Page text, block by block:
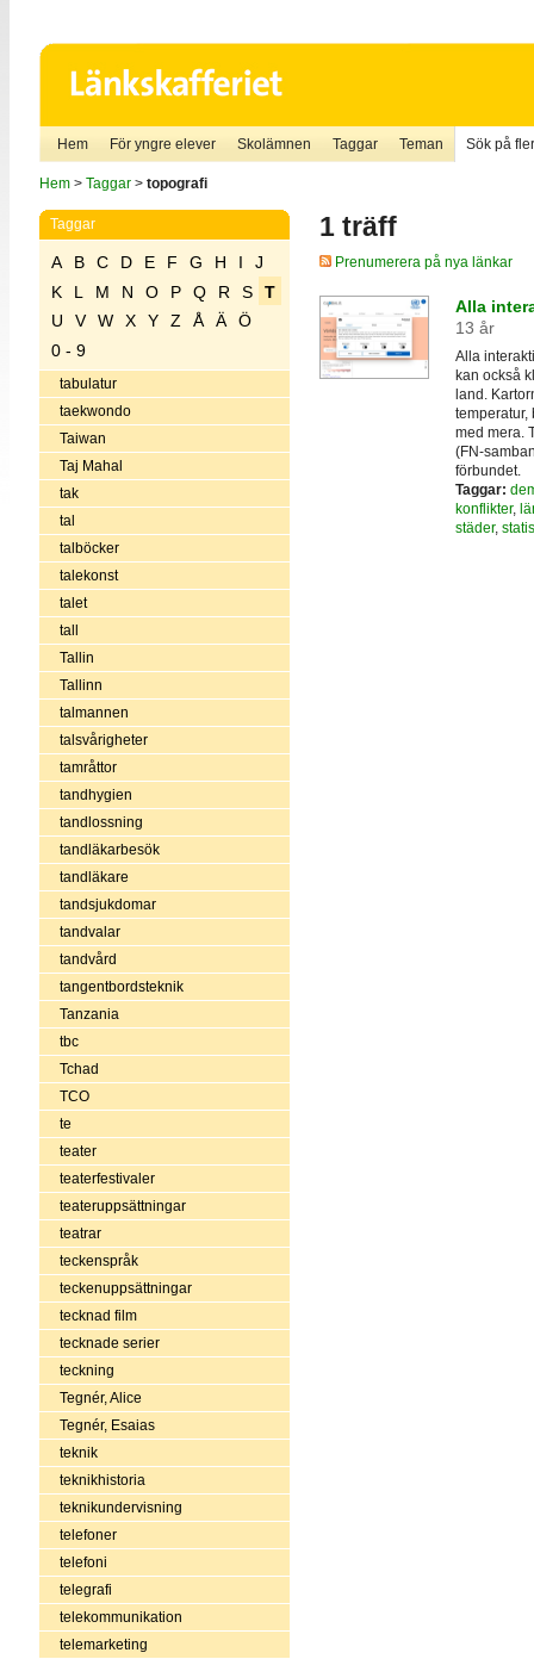
Hem För yngre elever Skolämnen Taggar Teman Sök på
Hem> Taggar> topografi
Taggar
A B C D E F G H I
J
K
L M N O P Q R S
T
U
V W X Y Z Å Ä
Ö
0 - 9
tabulatur
taekwondo
Taiwan
Taj Mahal
tak
tal
talböcker
talekonst
talet
tall
Tallin
Tallinn
talmannen
talsvårigheter
tamråttor
tandhygien
tandlossning
tandläkarbesök
tandläkare
tandsjukdomar
tandvalar
tandvård
tangentbordsteknik
Tanzania
tbc
Tchad
TCO
te
teater
teaterfestivaler
teateruppsättningar
teatrar
teckenspråk
teckenuppsättningar
tecknad film
tecknade serier
teckning
Tegnér, Alice
Tegnér, Esaias
teknik
teknikhistoria
teknikundervisning
telefoner
telefoni
telegrafi
telekommunikation
telemarketing
1 träff
Prenumerera på nya länkar
Alla
13 år
Alla
kan också
land.
temperatur,
med mera.
(FN-
förbundet.
Taggar:
konflikter,
städer,